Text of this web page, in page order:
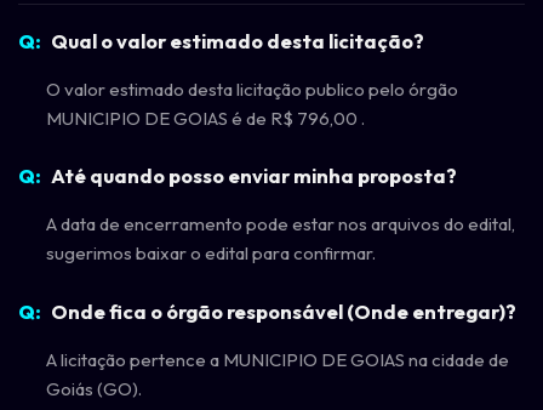
Qual o valor estimado desta licitação?
O valor estimado desta licitação publico pelo órgão
MUNICIPIO DE GOIAS é de R$ 796,00 .
Até quando posso enviar minha proposta?
A data de encerramento pode estar nos arquivos do edital,
sugerimos baixar o edital para confirmar.
Onde fica o órgão responsável (Onde entregar)?
A licitação pertence a MUNICIPIO DE GOIAS na cidade de
Goiás (GO).